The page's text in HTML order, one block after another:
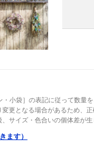
小袋］の表記に従って数量を
更となる場合があるため、
サイズ・色合いの個体差が生
ます）